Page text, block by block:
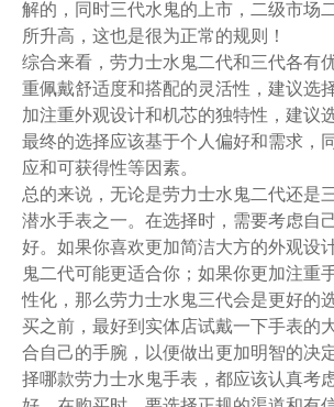
解的，同时三代水鬼的上市，二级市场
所升高，这也是很为正常的规则！
综合来看，劳力士水鬼二代和三代各有
重佩戴舒适度和搭配的灵活性，建议选
加注重外观设计和机芯的独特性，建议
最终的选择应该基于个人偏好和需求，
应和可获得性等因素。
总的来说，无论是劳力士水鬼二代还是
潜水手表之一。在选择时，需要考虑自
好。如果你喜欢更加简洁大方的外观设
鬼二代可能更适合你；如果你更加注重
性化，那么劳力士水鬼三代会是更好的
买之前，最好到实体店试戴一下手表的
合自己的手腕，以便做出更加明智的决
择哪款劳力士水鬼手表，都应该认真考